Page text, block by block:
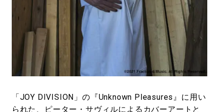
「JOY DIVISION」の『Unknown Pleasures』に用い
られた、ピーター・サヴィルによるカバーアートと